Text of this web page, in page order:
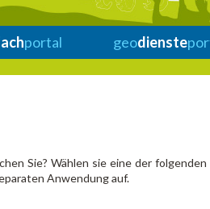
portal geodienste
Sie? Wählen sie eine der
Anwendung auf.